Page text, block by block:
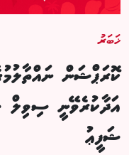
ޚަބަރު
ކޮރަޕްޝަން
އަދާކުރެވޭނީ ސިވިލް
ޝަފީޢު